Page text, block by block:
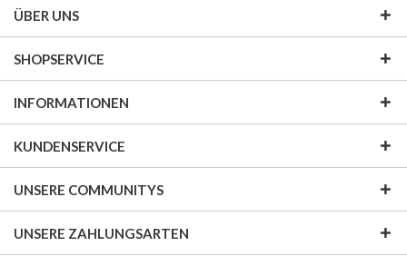
ÜBER UNS
SHOPSERVICE
INFORMATIONEN
KUNDENSERVICE
UNSERE COMMUNITYS
UNSERE ZAHLUNGSARTEN